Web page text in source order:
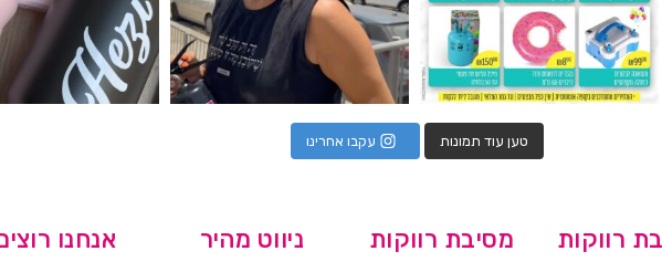
טען עוד תמונות עקבו אחרינו
אנחנו ניווט מהיר מסיבת רווקות רווקות